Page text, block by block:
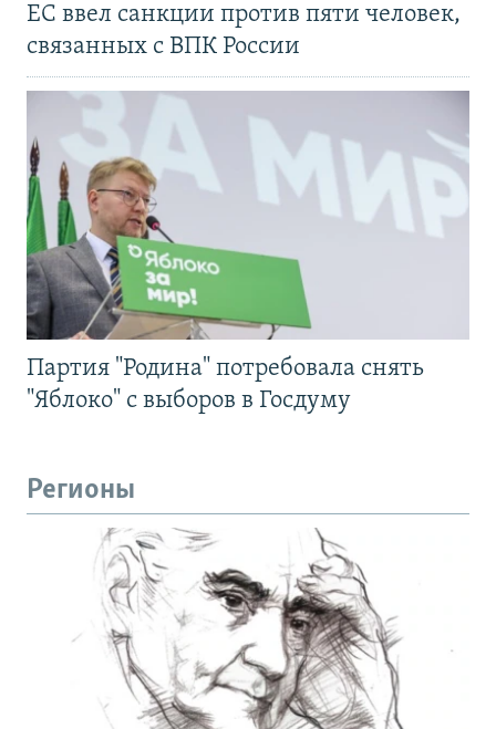
ЕС ввел санкции против пяти человек,
связанных с ВПК России
Партия "Родина" потребовала снять
"Яблоко" с выборов в Госдуму
Регионы